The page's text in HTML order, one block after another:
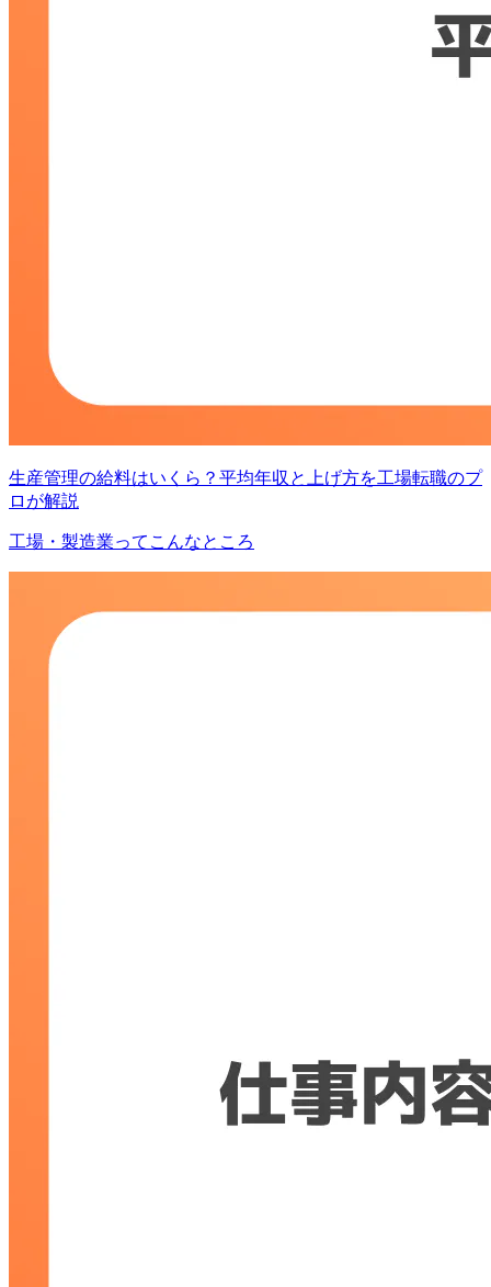
生産管理の給料はいくら？平均年収と上げ方を工場転職のプ
ロが解説
工場・製造業ってこんなところ